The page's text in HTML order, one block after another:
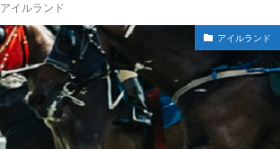
アイルランド
アイルランド